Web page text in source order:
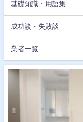
基礎知識・用語集
成功談・失敗談
業者一覧